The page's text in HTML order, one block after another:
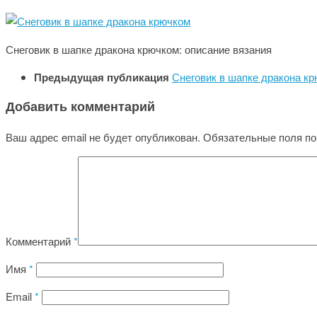
Снеговик в шапке дракона крючком: описание вязания
Предыдущая публикация Снеговик в шапке дракона
Добавить комментарий
Ваш адрес email не будет опубликован. Обязательные поля
Комментарий*
Имя *
Email*